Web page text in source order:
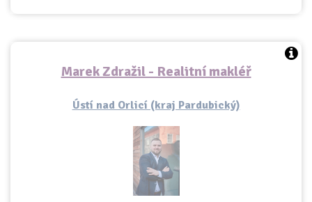
Marek Zdražil - Realitní makléř
Ústí nad Orlicí (kraj Pardubický)